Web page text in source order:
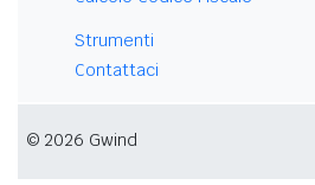
Strumenti
Contattaci
© 2026 Gwind